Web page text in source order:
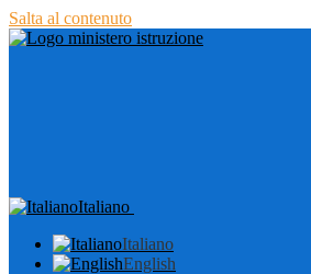
Salta al contenuto
Italiano
Italiano
English